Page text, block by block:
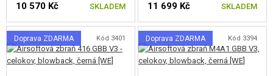
10 570 Kč SKLADEM 11 699 Kč SKLADEM
Doprava ZDARMA Kód 3401 Doprava ZDARMA Kód 3394